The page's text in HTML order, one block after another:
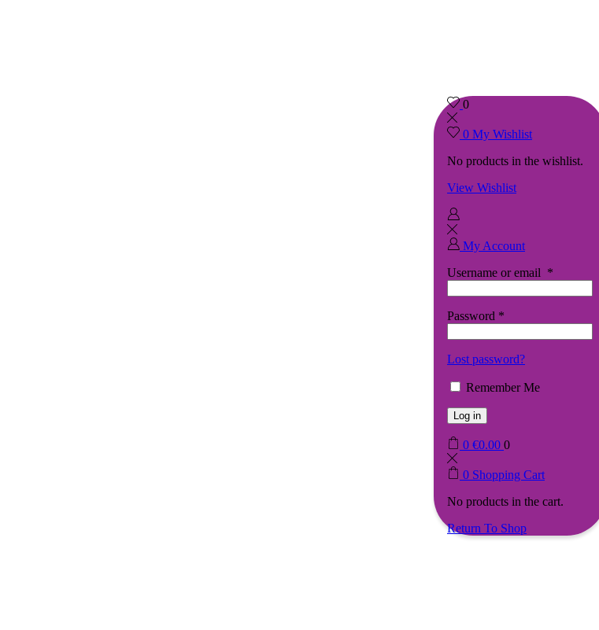
0
0 My Wishlist
No products in the wishlist.
View Wishlist
My Account
Username or email *
Password *
Lost password?
Remember Me
Log in
0 €0.00 0
0 Shopping Cart
No products in the cart.
Return To Shop